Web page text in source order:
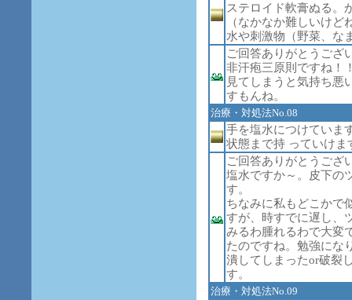
ステロイド軟膏ぬる。
（なかなか難しいけど
水や刺激物（野菜、な
ご回答ありがとうござ
非汗疱三原則ですね！
見てしまうと気持ち悪
すもんね。
治療・対処法No.08
手を塩水につけていま
状態まで持 っていけま
ご回答ありがとうござ
塩水ですか～。皮下の
す。
ちなみに私もどこかで
すが、時すでに遅し、
みるわ腫れるわで大変
たのですね。勉強にな
潰してしまったor破裂
す。
治療・対処法No.09